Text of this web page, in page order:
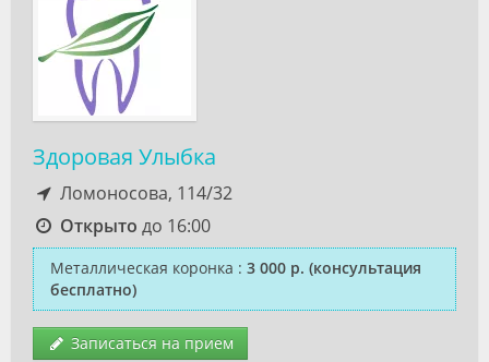
Здоровая Улыбка
Ломоносова, 114/32
Открыто до 16:00
Металлическая коронка : 3 000 р. (консультация
бесплатно)
Записаться на прием